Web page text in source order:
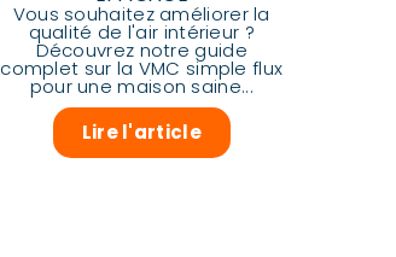
Vous souhaitez améliorer la
qualité de l'air intérieur ?
Découvrez notre guide
complet sur la VMC simple flux
pour une maison saine...
Lire l'article